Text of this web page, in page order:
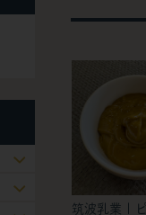
筑波乳業 |